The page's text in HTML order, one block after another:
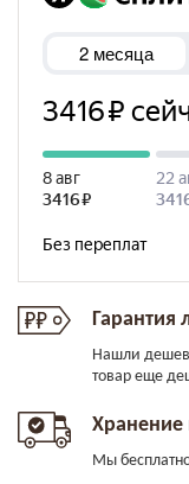
Гарантия
Нашли
товар еще
Хранение
Мы